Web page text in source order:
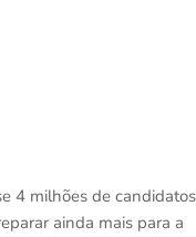
4 milhões de candidatos
ainda mais para a